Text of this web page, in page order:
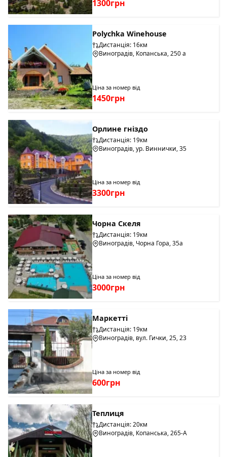
1300грн
Polychka Winehouse
Дистанція: 16км
Виноградів, Копанська, 250 а
Ціна за номер від
1450грн
Орлине гніздо
Дистанція: 19км
Виноградів, ур. Виннички, 35
Ціна за номер від
3300грн
Чорна Скеля
Дистанція: 19км
Виноградів, Чорна Гора, 35а
Ціна за номер від
3000грн
Маркетті
Дистанція: 19км
Виноградів, вул. Гички, 25, 23
Ціна за номер від
600грн
Теплиця
Дистанція: 20км
Виноградів, Копанська, 265-А